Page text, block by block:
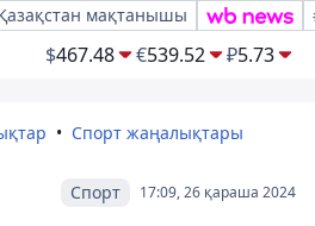
мақтанышы
$467.48 €539.52 ₽5.73
Спорт жаңалықтары
17:09, 26 қараша 2024
Спорт